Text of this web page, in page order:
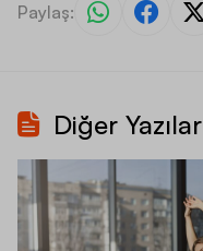
Paylaş:
Diğer Yazılar